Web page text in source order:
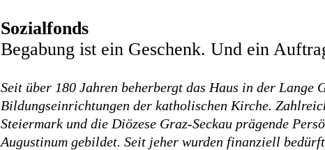
Sozialfonds
Begabung ist ein Geschenk. Und ein
Seit über 180 Jahren beherbergt das Haus in der Lange
Bildungseinrichtungen der katholischen Kirche.
Steiermark und die Diözese Graz-Seckau prägende
Augustinum gebildet. Seit jeher wurden finanziell